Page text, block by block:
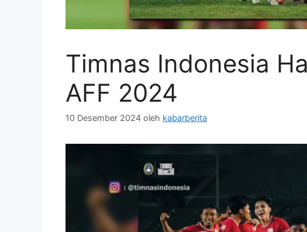
Timnas Indonesia
AFF 2024
10 Desember 2024 oleh kabarberita